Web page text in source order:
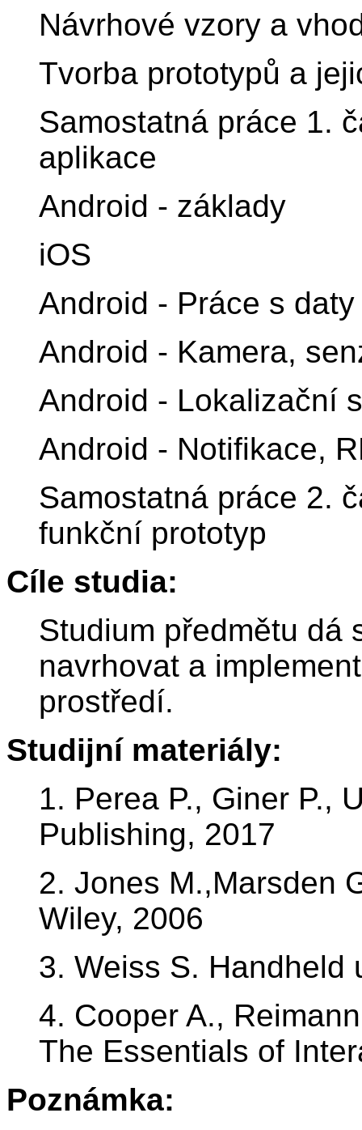
Návrhové vzory a
Tvorba prototypů a
Samostatná práce 1.
aplikace
Android - základy
iOS
Android - Práce s daty
Android - Kamera,
Android - Lokalizační
Android - Notifikace,
Samostatná práce 2.
funkční prototyp
Cíle studia:
Studium předmětu dá
navrhovat a
prostředí.
Studijní materiály:
1. Perea P., Giner P.,
Publishing, 2017
2. Jones M.,Marsden
Wiley, 2006
3. Weiss S. Handheld
4. Cooper A.,
The Essentials of
Poznámka: